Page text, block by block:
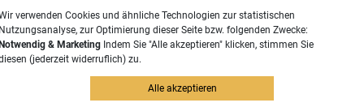
Behördenwegweiser
verwenden Cookies und ähnliche Technologien zur statistischen
Nutzungsanalyse, zur Optimierung dieser Seite bzw. folgenden Zwecke:
Notwendig & Marketing Indem Sie "Alle akzeptieren" klicken, stimmen Sie
(jederzeit widerruflich) zu.
Alle akzeptieren